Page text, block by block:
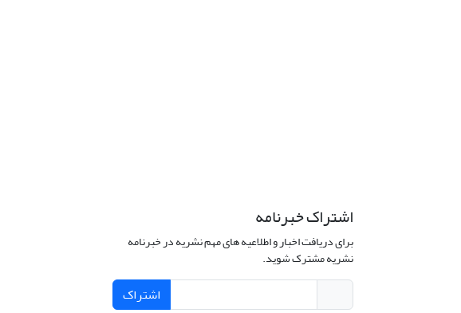
اشتراک خبرنامه
برای دریافت اخبار و اطلاعیه های مهم نشریه در خبرنامه
نشریه مشترک شوید.
اشتراک